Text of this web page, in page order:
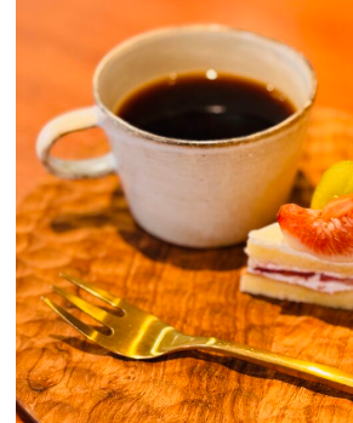
ノート
お問い合わせ